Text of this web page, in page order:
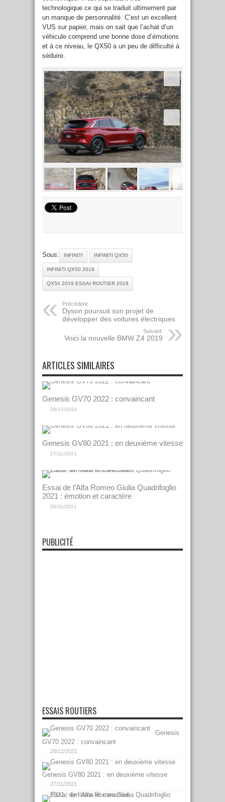
technologique ce qui se traduit ultimement par
un manque de personnalité. C’est un excellent
VUS sur papier, mais on sait que l’achat d’un
véhicule comprend une bonne dose d’émotions
et à ce niveau, le QX50 a un peu de difficulté à
séduire.
Sous: INFINITI INFINITI QX50
INFINITI QX50 2019
QX50 2019 ESSAI ROUTIER 2019
Précédent:
Dyson poursuit son projet de
développer des voitures électriques
Suivant:
Voici la nouvelle BMW Z4 2019
ARTICLES SIMILAIRES
Genesis GV70 2022 : convaincant
20/12/2021
Genesis GV80 2021 : en deuxième vitesse
27/11/2021
Essai de l’Alfa Romeo Giulia Quadrifoglio
2021 : émotion et caractère
26/11/2021
PUBLICITÉ
ESSAIS ROUTIERS
Genesis
GV70 2022 : convaincant
20/12/2021
Genesis GV80 2021 : en deuxième vitesse
27/11/2021